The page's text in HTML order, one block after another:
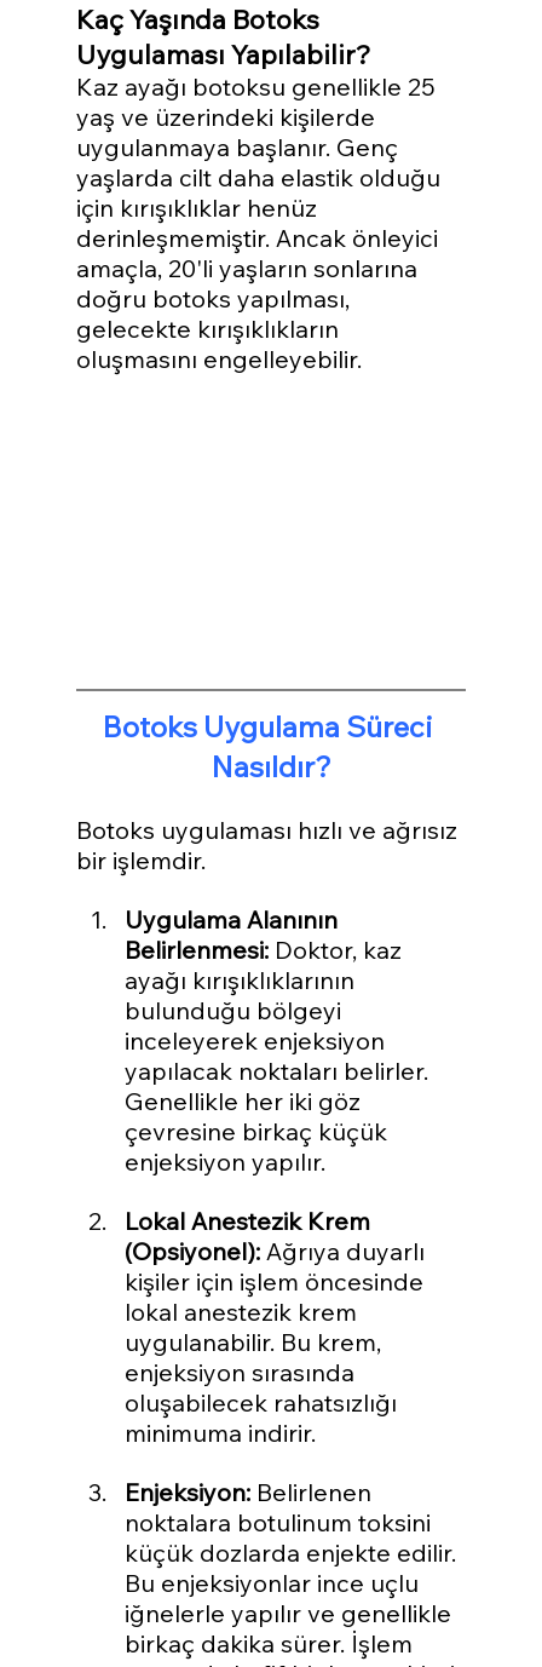
Kaç Yaşında Botoks
Uygulaması Yapılabilir?
Kaz ayağı botoksu genellikle 25
yaş ve üzerindeki kişilerde
uygulanmaya başlanır. Genç
yaşlarda cilt daha elastik olduğu
için kırışıklıklar henüz
derinleşmemiştir. Ancak önleyici
amaçla, 20'li yaşların sonlarına
doğru botoks yapılması,
gelecekte kırışıklıkların
oluşmasını engelleyebilir.
Botoks Uygulama Süreci
Nasıldır?
Botoks uygulaması hızlı ve ağrısız
bir işlemdir.
Uygulama Alanının
Belirlenmesi: Doktor, kaz
ayağı kırışıklıklarının
bulunduğu bölgeyi
inceleyerek enjeksiyon
yapılacak noktaları belirler.
Genellikle her iki göz
çevresine birkaç küçük
enjeksiyon yapılır.
Lokal Anestezik Krem
(Opsiyonel): Ağrıya duyarlı
kişiler için işlem öncesinde
lokal anestezik krem
uygulanabilir. Bu krem,
enjeksiyon sırasında
oluşabilecek rahatsızlığı
minimuma indirir.
Enjeksiyon: Belirlenen
noktalara botulinum toksini
küçük dozlarda enjekte edilir.
Bu enjeksiyonlar ince uçlu
iğnelerle yapılır ve genellikle
birkaç dakika sürer. İşlem